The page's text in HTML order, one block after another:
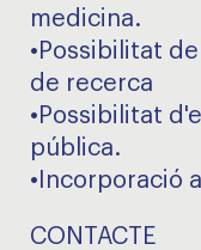
medicina.
•Possibilitat
de recerca
•Possibilitat
pública.
•Incorporació
CONTACTE